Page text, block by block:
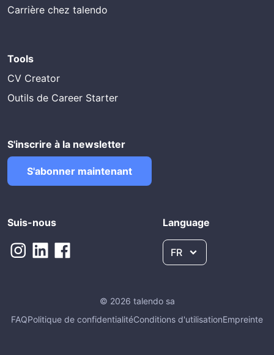
Carrière chez talendo
Tools
CV Creator
Outils de Career Starter
S'inscrire à la newsletter
S'abonner maintenant
Suis-nous Language
FR
© 2026 talendo sa
FAQPolitique de confidentialitéConditions d'utilisationEmpreinte